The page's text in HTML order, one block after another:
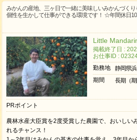
みかんの産地、三ヶ日で一緒に美味しいみかんづく
個性を生かして仕事ができる環境です！ ☆年間休日
Little
掲載終了日 :
お仕事ID :
勤務地
静岡県
期間
長期（期
PRポイント
農林水産大臣賞を2度受賞した農園で、おいしい
れるチャンス！